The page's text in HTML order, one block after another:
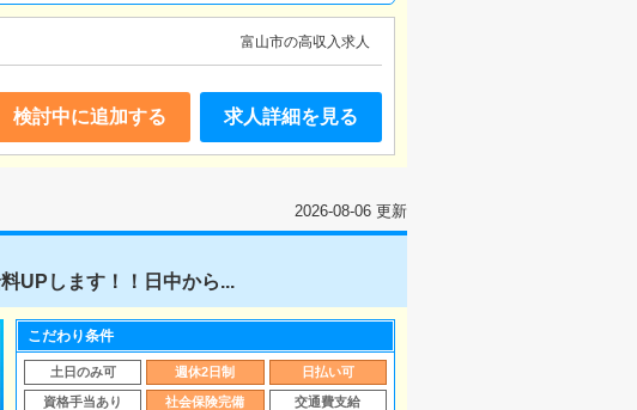
富山市の高収入求人
検討中に追加する 求人詳細を見る
2026-08-06 更新
UPします！！日中から...
こだわり条件
土日のみ可 週休2日制 日払い可
資格手当あり 社会保険完備 交通費支給